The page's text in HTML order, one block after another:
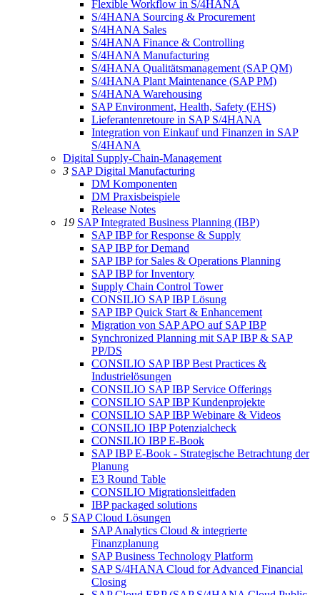
Flexible Workflow in S/4HANA
S/4HANA Sourcing & Procurement
S/4HANA Sales
S/4HANA Finance & Controlling
S/4HANA Manufacturing
S/4HANA Qualitätsmanagement (SAP QM)
S/4HANA Plant Maintenance (SAP PM)
S/4HANA Warehousing
SAP Environment, Health, Safety (EHS)
Lieferantenretoure in SAP S/4HANA
Integration von Einkauf und Finanzen in SAP
S/4HANA
Digital Supply-Chain-Management
3 SAP Digital Manufacturing
DM Komponenten
DM Praxisbeispiele
Release Notes
19 SAP Integrated Business Planning (IBP)
SAP IBP for Response & Supply
SAP IBP for Demand
SAP IBP for Sales & Operations Planning
SAP IBP for Inventory
Supply Chain Control Tower
CONSILIO SAP IBP Lösung
SAP IBP Quick Start & Enhancement
Migration von SAP APO auf SAP IBP
Synchronized Planning mit SAP IBP & SAP
PP/DS
CONSILIO SAP IBP Best Practices &
Industrielösungen
CONSILIO SAP IBP Service Offerings
CONSILIO SAP IBP Kundenprojekte
CONSILIO SAP IBP Webinare & Videos
CONSILIO IBP Potenzialcheck
CONSILIO IBP E-Book
SAP IBP E-Book - Strategische Betrachtung der
Planung
E3 Round Table
CONSILIO Migrationsleitfaden
IBP packaged solutions
5 SAP Cloud Lösungen
SAP Analytics Cloud & integrierte
Finanzplanung
SAP Business Technology Platform
SAP S/4HANA Cloud for Advanced Financial
Closing